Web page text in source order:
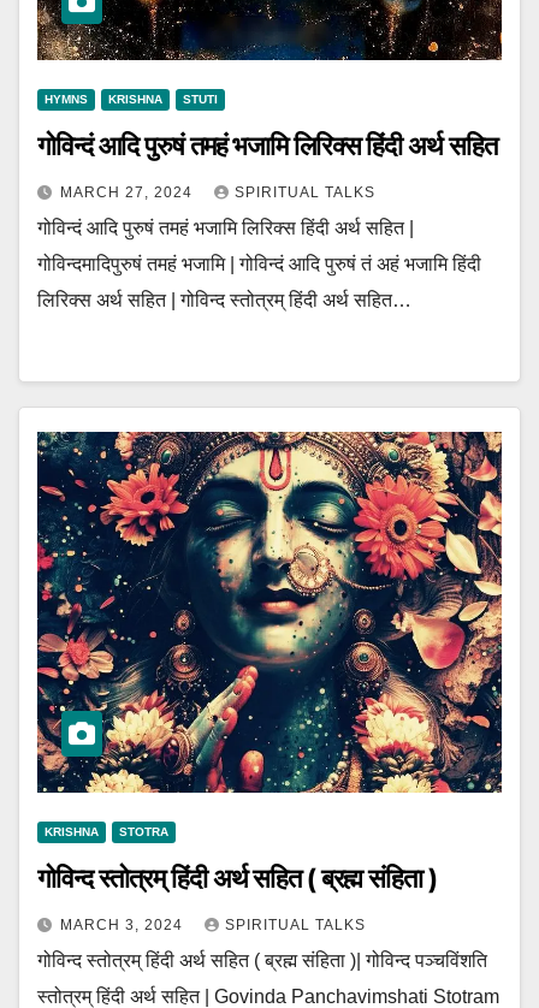
HYMNS KRISHNA STUTI
गोविन्दं आदि पुरुषं तमहं भजामि लिरिक्स हिंदी अर्थ सहित
MARCH 27, 2024 SPIRITUAL TALKS
गोविन्दं आदि पुरुषं तमहं भजामि लिरिक्स हिंदी अर्थ सहित |
गोविन्दमादिपुरुषं तमहं भजामि | गोविन्दं आदि पुरुषं तं अहं भजामि हिंदी
लिरिक्स अर्थ सहित | गोविन्द स्तोत्रम् हिंदी अर्थ सहित…
KRISHNA STOTRA
गोविन्द स्तोत्रम् हिंदी अर्थ सहित ( ब्रह्म संहिता )
MARCH 3, 2024 SPIRITUAL TALKS
गोविन्द स्तोत्रम् हिंदी अर्थ सहित ( ब्रह्म संहिता )| गोविन्द पञ्चविंशति
स्तोत्रम् हिंदी अर्थ सहित | Govinda Panchavimshati Stotram